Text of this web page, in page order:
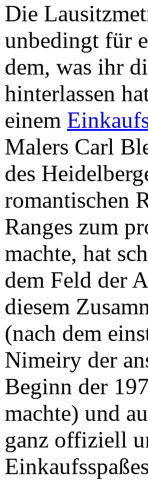
Die
unbedingt für
dem, was ihr
hinterlassen
einem
Malers Carl
des
romantischen
Ranges zum
machte, hat
dem Feld der
diesem
(nach dem
Nimeiry der
Beginn der
machte) und
ganz offiziell